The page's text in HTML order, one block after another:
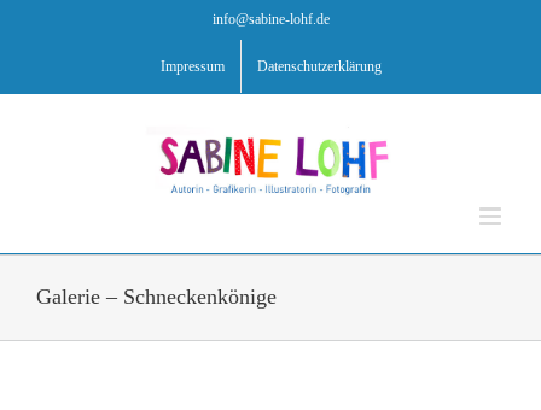
info@sabine-lohf.de
Impressum Datenschutzerklärung
Galerie – Schneckenkönige